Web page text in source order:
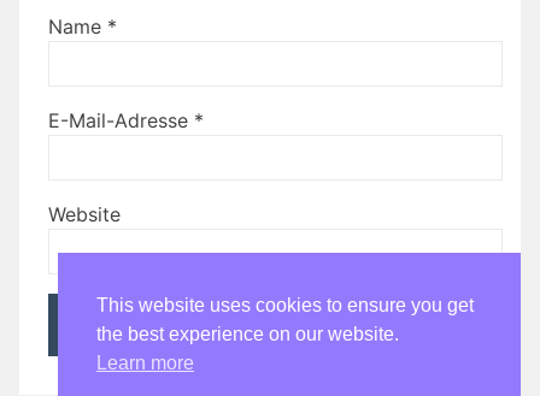
Name *
E-Mail-Adresse *
Website
This website uses cookies to ensure you get
the best experience on our website.
Learn more